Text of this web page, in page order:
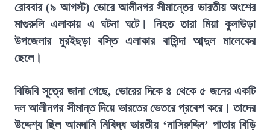
রোববার (৯ আগস্ট) ভোরে আলীনগর সীমান্তের ভারতীয় অংশের
মাগুরুলি এলাকায় এ ঘটনা ঘটে। নিহত তারা মিয়া কুলাউড়া
উপজেলার মুরইছড়া বস্তি এলাকার বাসিন্দা আব্দুল মালেকের
ছেলে।
বিজিবি সূত্রে জানা গেছে, ভোরের দিকে ৪ থেকে ৫ জনের একটি
দল আলীনগর সীমান্ত দিয়ে ভারতের ভেতরে প্রবেশ করে। তাদের
উদ্দেশ্য ছিল আমদানি নিষিদ্ধ ভারতীয় ‘নাসিরুদ্দিন’ পাতার বিড়ি